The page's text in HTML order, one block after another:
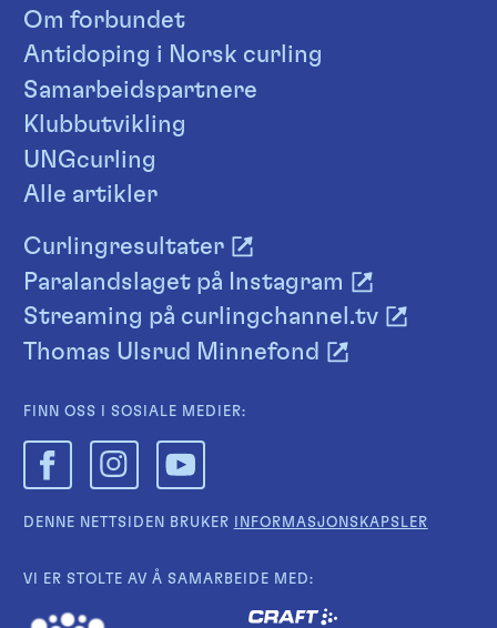
Om forbundet
Antidoping i Norsk curling
Samarbeidspartnere
Klubbutvikling
UNGcurling
Alle artikler
Curlingresultater
Paralandslaget på Instagram
Streaming på curlingchannel.tv
Thomas Ulsrud Minnefond
FINN OSS I SOSIALE MEDIER:
DENNE NETTSIDEN BRUKER INFORMASJONSKAPSLER
VI ER STOLTE AV Å SAMARBEIDE MED: